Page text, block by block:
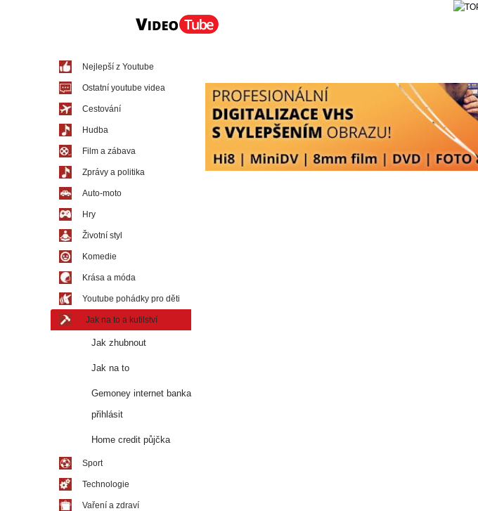
Nejlepší z Youtube
Ostatní youtube videa
Cestování
Hudba
Film a zábava
Zprávy a politika
Auto-moto
Hry
Životní styl
Komedie
Krása a móda
Youtube pohádky pro děti
Jak na to a kutilství
Jak zhubnout
Jak na to
Gemoney internet banka
přihlásit
Home credit půjčka
Sport
Technologie
Vaření a zdraví